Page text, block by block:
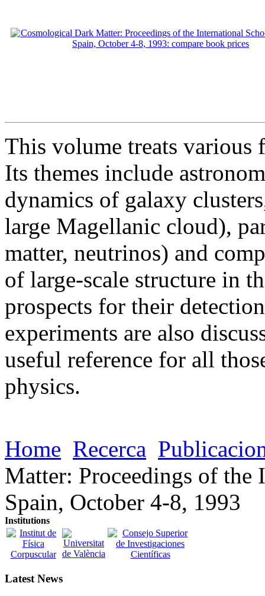
This volume treats various
Its themes include
dynamics of galaxy
large Magellanic cloud),
matter, neutrinos) and
of large-scale structure in
prospects for their
experiments are also
useful reference for all
physics.
Home Recerca
Matter: Proceedings of the
Spain, October 4-8, 1993
Institutions
Latest News